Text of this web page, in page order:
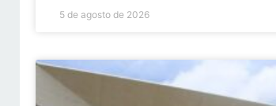
5 de agosto de 2026